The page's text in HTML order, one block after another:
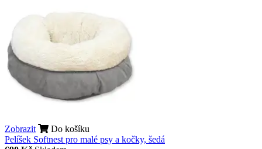
Zobrazit
Do košíku
Pelíšek Softnest pro malé psy a kočky, šedá